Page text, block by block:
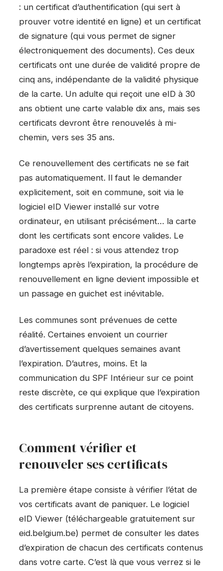
: un certificat d’authentification (qui sert à
prouver votre identité en ligne) et un certificat
de signature (qui vous permet de signer
électroniquement des documents). Ces deux
certificats ont une durée de validité propre de
cinq ans, indépendante de la validité physique
de la carte. Un adulte qui reçoit une eID à 30
ans obtient une carte valable dix ans, mais ses
certificats devront être renouvelés à mi-
chemin, vers ses 35 ans.
Ce renouvellement des certificats ne se fait
pas automatiquement. Il faut le demander
explicitement, soit en commune, soit via le
logiciel eID Viewer installé sur votre
ordinateur, en utilisant précisément… la carte
dont les certificats sont encore valides. Le
paradoxe est réel : si vous attendez trop
longtemps après l’expiration, la procédure de
renouvellement en ligne devient impossible et
un passage en guichet est inévitable.
Les communes sont prévenues de cette
réalité. Certaines envoient un courrier
d’avertissement quelques semaines avant
l’expiration. D’autres, moins. Et la
communication du SPF Intérieur sur ce point
reste discrète, ce qui explique que l’expiration
des certificats surprenne autant de citoyens.
Comment vérifier et
renouveler ses certificats
La première étape consiste à vérifier l’état de
vos certificats avant de paniquer. Le logiciel
eID Viewer (téléchargeable gratuitement sur
eid.belgium.be) permet de consulter les dates
d’expiration de chacun des certificats contenus
dans votre carte. C’est là que vous verrez si le